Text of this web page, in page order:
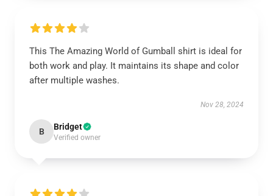
This The Amazing World of Gumball shirt is ideal for
both work and play. It maintains its shape and color
after multiple washes.
Nov 28, 2024
B Bridget
Verified owner